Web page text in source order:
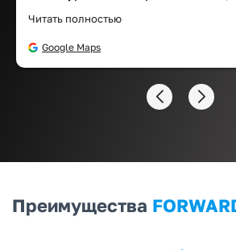
презентацию в течении
нужно. Рекомендую!
Читать полностью
Google Maps
Преимущества